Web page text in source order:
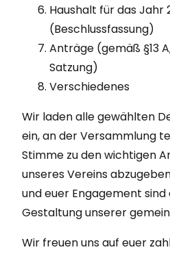
Haushalt für das Jahr
(Beschlussfassung)
Anträge (gemäß §13
Satzung)
Verschiedenes
Wir laden alle gewählten
ein, an der Versammlung
Stimme zu den wichtigen
unseres Vereins
und euer Engagement
Gestaltung unserer
Wir freuen uns auf euer